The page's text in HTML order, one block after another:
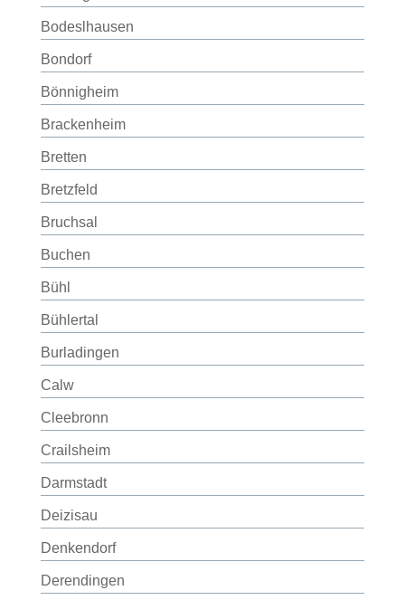
Bodeslhausen
Bondorf
Bönnigheim
Brackenheim
Bretten
Bretzfeld
Bruchsal
Buchen
Bühl
Bühlertal
Burladingen
Calw
Cleebronn
Crailsheim
Darmstadt
Deizisau
Denkendorf
Derendingen